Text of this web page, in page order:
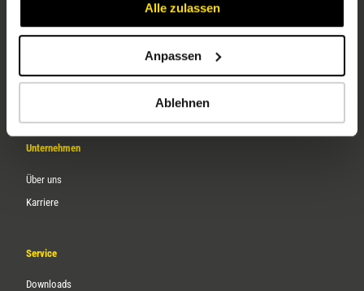
Alle zulassen
Anpassen
Ablehnen
Unternehmen
Über uns
Karriere
Service
Downloads